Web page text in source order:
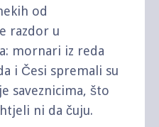
od
razdor u
mornari iz reda
i Česi spremali su
saveznicima, što
ni da čuju.